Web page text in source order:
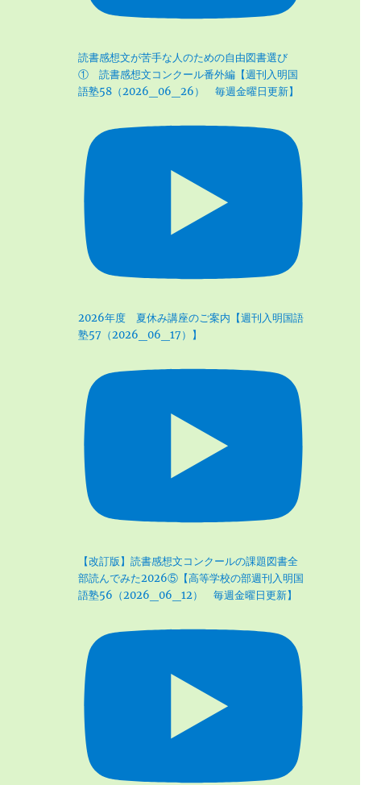
読書感想文が苦手な人のための自由図書選び
① 読書感想文コンクール番外編【週刊入明国
語塾58（2026_06_26） 毎週金曜日更新】
2026年度 夏休み講座のご案内【週刊入明国語
塾57（2026_06_17）】
【改訂版】読書感想文コンクールの課題図書全
部読んでみた2026⑤【高等学校の部週刊入明国
語塾56（2026_06_12） 毎週金曜日更新】